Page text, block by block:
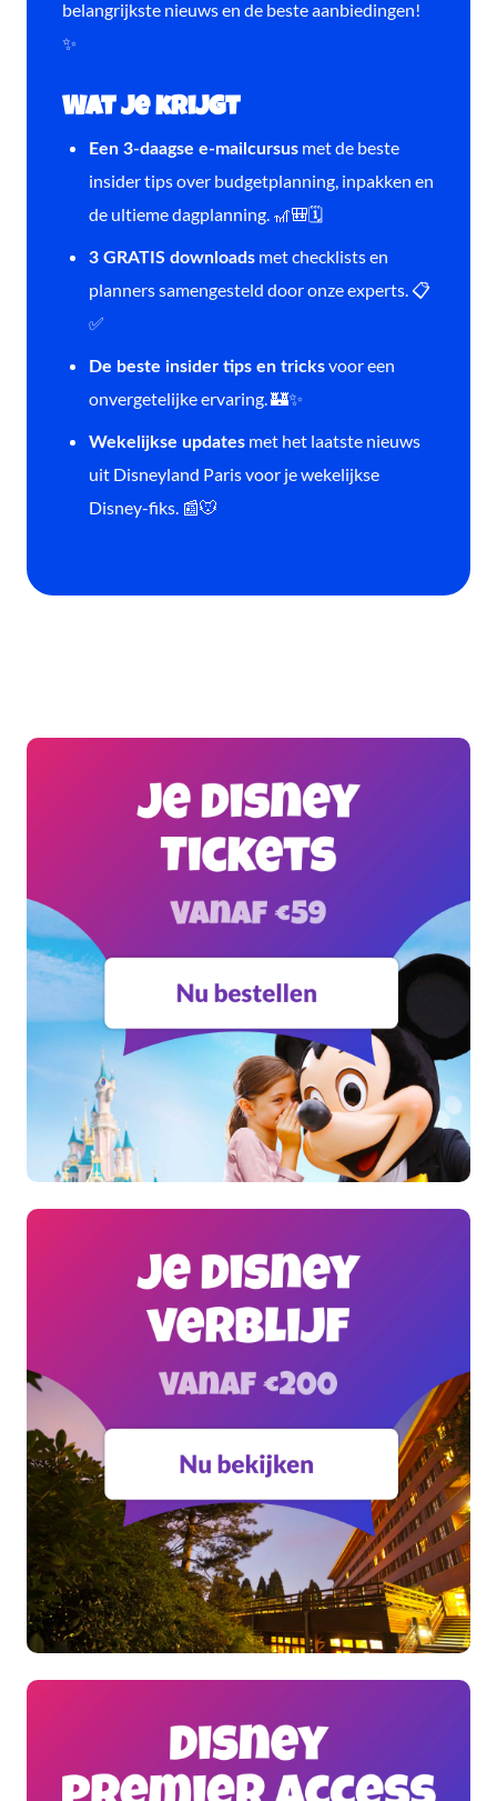
belangrijkste nieuws en de beste aanbiedingen!
✨
Wat je krijgt
Een 3-daagse e-mailcursus met de beste
insider tips over budgetplanning, inpakken en
de ultieme dagplanning. 🎢🎒🗓️
3 GRATIS downloads met checklists en
planners samengesteld door onze experts. 📋
✅
De beste insider tips en tricksvoor een
onvergetelijke ervaring. 🏰✨
Wekelijkse updates met het laatste nieuws
uit Disneyland Paris voor je wekelijkse
Disney-fiks. 📰🐭